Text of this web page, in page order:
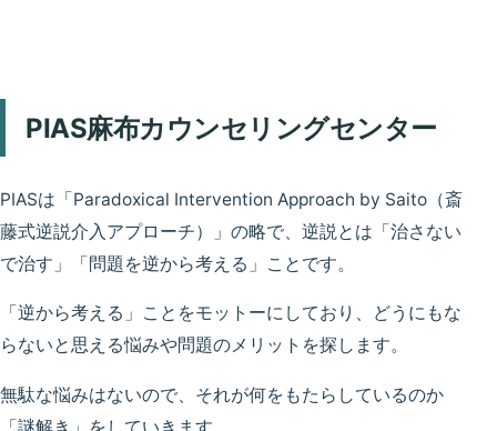
PIAS麻布カウンセリングセンター
PIASは「Paradoxical Intervention Approach by Saito（斎
藤式逆説介入アプローチ）」の略で、逆説とは「治さない
で治す」「問題を逆から考える」ことです。
「逆から考える」ことをモットーにしており、どうにもな
らないと思える悩みや問題のメリットを探します。
無駄な悩みはないので、それが何をもたらしているのか